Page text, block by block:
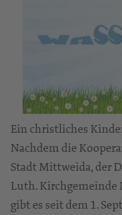
Ein christliches
Nachdem die
Stadt Mittweida, der
Luth.
gibt es seit dem 1.